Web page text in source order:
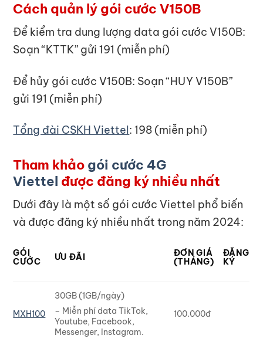
Cách quản lý gói cước V150B
Để kiểm tra dung lượng data gói cước V150B:
Soạn “KTTK” gửi 191 (miễn phí)
Để hủy gói cước V150B: Soạn “HUY V150B”
gửi 191 (miễn phí)
Tổng đài CSKH Viettel: 198 (miễn phí)
Tham khảo gói cước 4G
Viettel được đăng ký nhiều nhất
Dưới đây là một số gói cước Viettel phổ biến
và được đăng ký nhiều nhất trong năm 2024:
GÓI
CƯỚC
ƯU ĐÃI
ĐƠN GIÁ
(THÁNG)
ĐĂNG
KÝ
MXH100
30GB (1GB/ngày)
– Miễn phí data TikTok,
Youtube, Facebook,
Messenger, Instagram.
100.000đ